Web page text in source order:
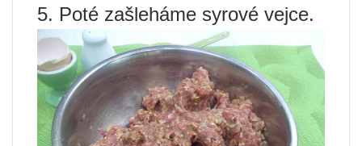
5. Poté zašleháme syrové vejce.